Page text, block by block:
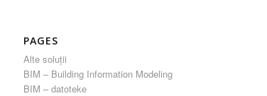
PAGES
Alte soluții
BIM – Building Information Modeling
BIM – datoteke